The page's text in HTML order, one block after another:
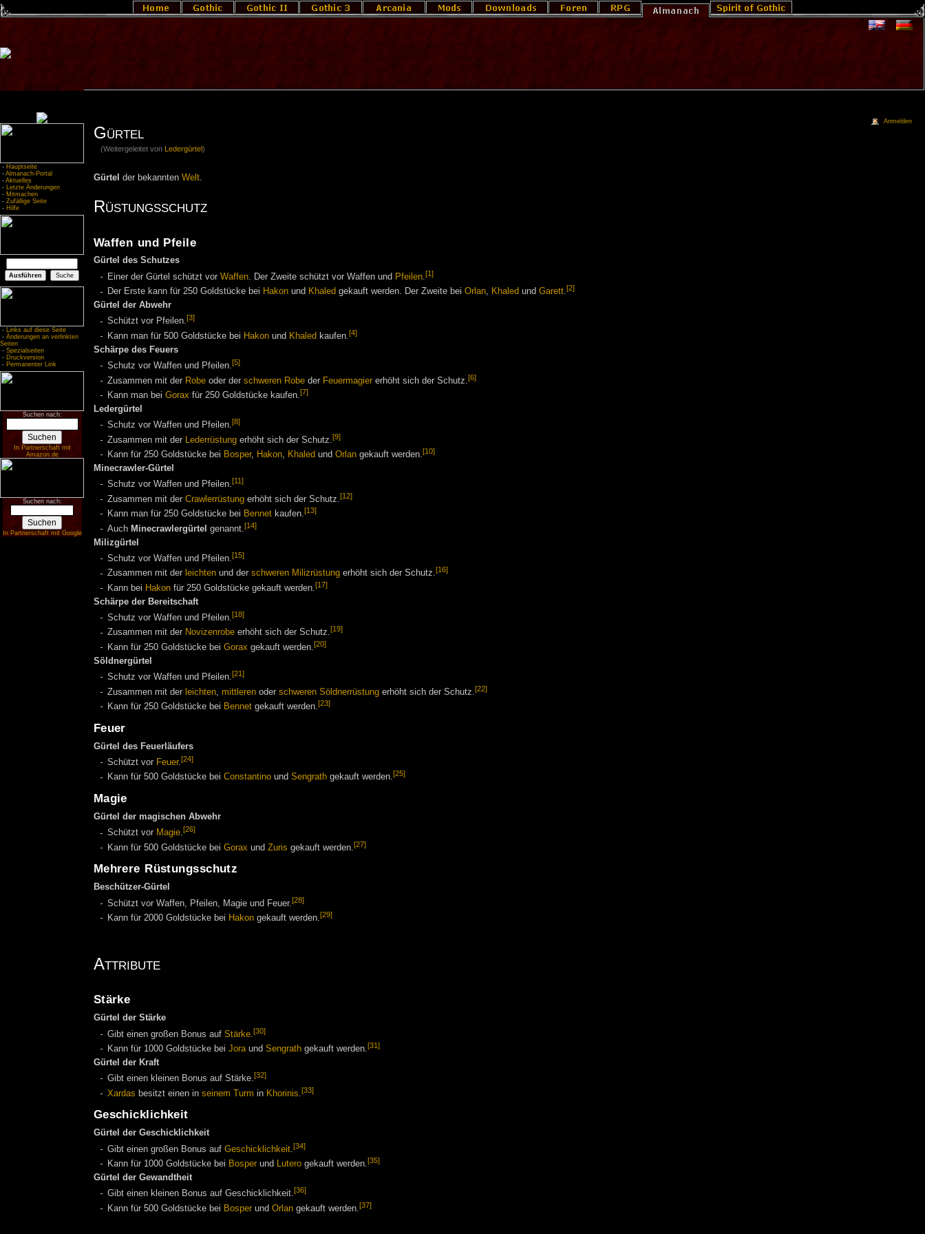
- Hauptseite
- Almanach-Portal
- Aktuelles
- Letzte Änderungen
- Mitmachen
- Zufällige Seite
- Hilfe
- Links auf diese Seite
- Änderungen an verlinkten
Seiten
- Spezialseiten
- Druckversion
- Permanenter Link
Suchen nach:
In Partnerschaft mit
Amazon.de
Suchen nach:
In Partnerschaft mit Google
Gürtel
(Weitergeleitet von Ledergürtel)
Gürtel der bekannten Welt.
Rüstungsschutz
Waffen und Pfeile
Gürtel des Schutzes
Einer der Gürtel schützt vor Waffen. Der Zweite schützt vor Waffen und Pfeilen.[1]
Der Erste kann für 250 Goldstücke bei Hakon und Khaled gekauft werden. Der Zweite bei Orlan, Khaled und Garett.[2]
Gürtel der Abwehr
Schützt vor Pfeilen.[3]
Kann man für 500 Goldstücke bei Hakon und Khaled kaufen.[4]
Schärpe des Feuers
Schutz vor Waffen und Pfeilen.[5]
Zusammen mit der Robe oder der schweren Robe der Feuermagier erhöht sich der Schutz. [6]
Kann man bei Gorax für 250 Goldstücke kaufen.[7]
Ledergürtel
Schutz vor Waffen und Pfeilen.[8]
Zusammen mit der Lederrüstung erhöht sich der Schutz.[9]
Kann für 250 Goldstücke bei Bosper, Hakon, Khaled und Orlan gekauft werden.[10]
Minecrawler-Gürtel
Schutz vor Waffen und Pfeilen.[11]
Zusammen mit der Crawlerrüstung erhöht sich der Schutz.[12]
Kann man für 250 Goldstücke bei Bennet kaufen.[13]
Auch Minecrawlergürtel genannt.[14]
Milizgürtel
Schutz vor Waffen und Pfeilen.[15]
Zusammen mit der leichten und der schweren Milizrüstung erhöht sich der Schutz.[16]
Kann bei Hakon für 250 Goldstücke gekauft werden.[17]
Schärpe der Bereitschaft
Schutz vor Waffen und Pfeilen.[18]
Zusammen mit der Novizenrobe erhöht sich der Schutz.[19]
Kann für 250 Goldstücke bei Gorax gekauft werden.[20]
Söldnergürtel
Schutz vor Waffen und Pfeilen.[21]
Zusammen mit der leichten mittleren oder schweren Söldnerrüstung erhöht sich der Schutz. [22]
Kann für 250 Goldstücke bei Bennet gekauft werden.[23]
Feuer
Gürtel des Feuerläufers
Schützt vor Feuer.[24]
Kann für 500 Goldstücke bei Constantino und Sengrath gekauft werden.[25]
Magie
Gürtel der magischen Abwehr
Schützt vor Magie.[26]
Kann für 500 Goldstücke bei Gorax und Zuris gekauft werden.[27]
Mehrere Rüstungsschutz
Beschützer-Gürtel
Schützt vor Waffen, Pfeilen, Magie und Feuer.[28]
Kann für 2000 Goldstücke bei Hakon gekauft werden.[29]
Attribute
Stärke
Gürtel der Stärke
Gibt einen großen Bonus auf Stärke [30]
Kann für 1000 Goldstücke bei Joraund Sengrath gekauft werden.[31]
Gürtel der Kraft
Gibt einen kleinen Bonus auf Stärke.[32]
Xardas besitzt einen in seinem Turm in Khorinis.[33]
Geschicklichkeit
Gürtel der Geschicklichkeit
Gibt einen großen Bonus auf Geschicklichkeit [34]
Kann für 1000 Goldstücke bei Bosper und Lutero gekauft werden.[35]
Gürtel der Gewandtheit
Gibt einen kleinen Bonus auf Geschicklichkeit.[36]
Kann für 500 Goldstücke bei Bosper und Orlan gekauft werden.[37]
Anmelden